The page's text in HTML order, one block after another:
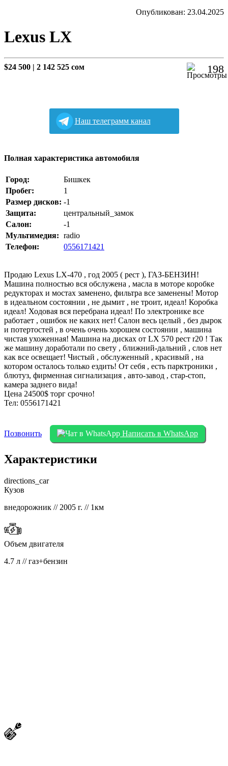
Опубликован: 23.04.2025
Lexus LX
$24 500 | 2 142 525 сом 198
Наш телеграмм канал
Полная характеристика автомобиля
Город:
Бишкек
Пробег:
1
Размер дисков: -1
Защита:
центральный_замок
Салон:
-1
Мультимедия: radio
Телефон:
0556171421
Продаю Lexus LX-470 , год 2005 ( рест ), ГАЗ-БЕНЗИН!
Машина полностью вся обслужена , масла в моторе коробке
редукторах и мостах заменено, фильтра все заменены! Мотор
в идеальном состоянии , не дымит , не троит, идеал! Коробка
идеал! Ходовая вся перебрана идеал! По электронике все
работает , ошибок не каких нет! Салон весь целый , без дырок
и потертостей , в очень очень хорошем состоянии , машина
чистая ухоженная! Машина на дисках от LX 570 рест r20 ! Так
же машину доработали по свету , ближний-дальний , слов нет
как все освещает! Чистый , обслуженный , красивый , на
котором осталось только ездить! От себя , есть парктроники ,
блютуз, фирменная сигнализация , авто-завод , стар-стоп,
камера заднего вида!
Цена 24500$ торг срочно!
Тел: 0556171421
Позвонить Написать в WhatsApp
Характеристики
directions_car
Кузов
внедорожник // 2005 г. // 1км
Объем двигателя
4.7 л // газ+бензин